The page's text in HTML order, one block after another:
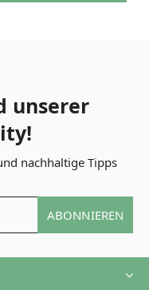
unserer
nachhaltige Tipps
ABONNIEREN